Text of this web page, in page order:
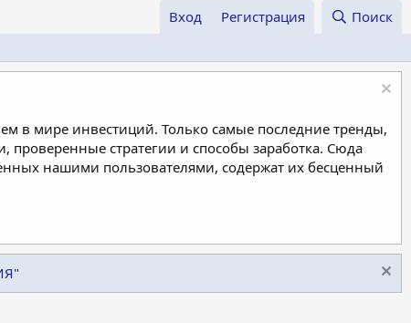
Вход Регистрация Поиск
в мире инвестиций. Только самые последние тренды,
стратегии и способы заработка. Сюда
нашими пользователями, содержат их бесценный